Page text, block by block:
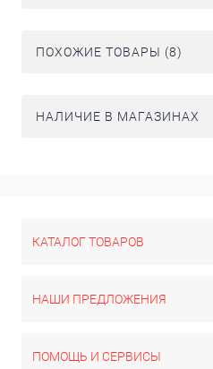
ПОХОЖИЕ ТОВАРЫ (8)
НАЛИЧИЕ В МАГАЗИНАХ
КАТАЛОГ ТОВАРОВ
НАШИ ПРЕДЛОЖЕНИЯ
ПОМОЩЬ И СЕРВИСЫ